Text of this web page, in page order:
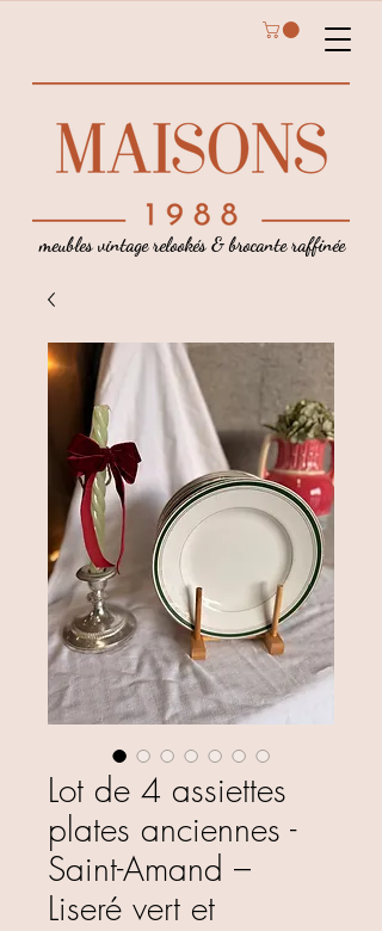
meubles vintage relookés & brocante raffinée
Lot de 4 assiettes
plates anciennes -
Saint-Amand –
Liseré vert et